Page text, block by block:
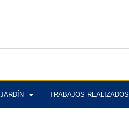
JARDÍN TRABAJOS REALIZADOS